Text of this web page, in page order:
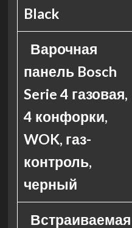
Black
Варочная
панель Bosch
Serie 4 газовая,
4 конфорки,
WOK, газ-
контроль,
черный
Встраиваемая